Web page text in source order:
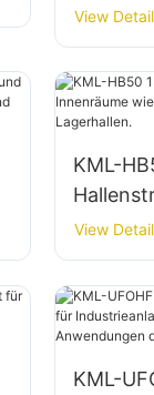
View
KML-
View
KML-